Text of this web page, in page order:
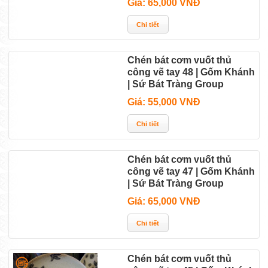
Giá: 65,000 VNĐ
Chén bát cơm vuốt thủ
công vẽ tay 48 | Gốm Khánh
| Sứ Bát Tràng Group
Giá: 55,000 VNĐ
Chén bát cơm vuốt thủ
công vẽ tay 47 | Gốm Khánh
| Sứ Bát Tràng Group
Giá: 65,000 VNĐ
Chén bát cơm vuốt thủ